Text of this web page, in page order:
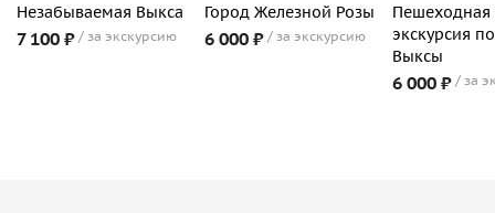
Незабываемая Выкса
7 100 ₽ за экскурсию
Город Железной Розы
6 000 ₽ за экскурсию
Пешеходная
экскурсия
Выксы
6 000 ₽ за